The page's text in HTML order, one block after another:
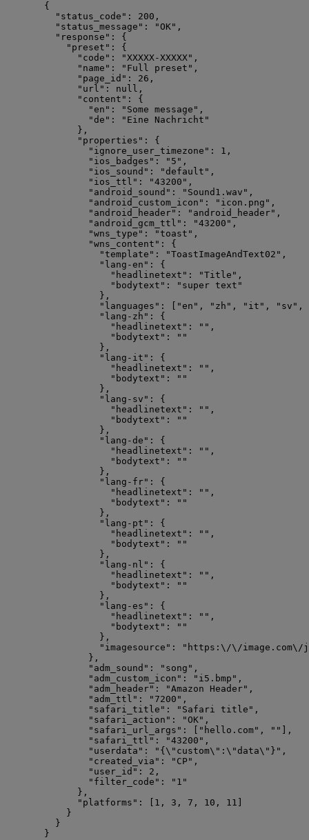
{
"status_code" : 200 ,
"status_message" : "OK" ,
"response" : {
"preset" : {
"code" : "XXXXX-XXXXX" ,
"name" : " Full preset " ,
"page_id" : 26 ,
"url" : null ,
"content" : {
"en" : " Some message " ,
"de" : " Eine Nachricht "
},
"properties" : {
"ignore_user_timezone" : 1 ,
"ios_badges" : " 5 " ,
"ios_sound" : "default " ,
"ios_ttl" : "43200 " ,
"android_sound" : " Sound1.wav " ,
"android_custom_icon" : " icon.png " ,
"android_header" : " android_header" ,
"android_gcm_ttl" : "43200 " ,
"wns_type" : " toast " ,
"wns_content" : {
"template" : "ToastImageAndText02 " ,
"lang-en" : {
"headlinetext" : "Title " ,
"bodytext" : " super text "
},
"languages" : [ " en " , " zh " , " it " , " sv " ,
"lang-zh" : {
"headlinetext" : "" ,
"bodytext" :
""
},
"lang-it" : {
"headlinetext" : "" ,
"bodytext" :
""
},
"lang-sv" : {
"headlinetext" : "" ,
"bodytext" :
""
},
"lang-de" : {
"headlinetext" : "" ,
"bodytext" :
""
},
"lang-fr" : {
"headlinetext" : "" ,
"bodytext" :
""
},
"lang-pt" : {
"headlinetext" : "" ,
"bodytext" :
""
},
"lang-nl" : {
"headlinetext" : "" ,
"bodytext" :
""
},
"lang-es" : {
"headlinetext" : "" ,
"bodytext" :
""
},
"imagesource" : " https: \/\/image.com\/
},
"adm_sound" : " song " ,
"adm_custom_icon" : " i5.bmp " ,
"adm_header" : "Amazon Header" ,
"adm_ttl" : " 7200 " ,
"safari_title" : " Safari title " ,
"safari_action" : "OK" ,
"safari_url_args" : [ " hello.com" , ""
],
"safari_ttl" : "43200 " ,
"userdata" : " { \" custom\" : \"data\" } " ,
"created_via" : " CP " ,
"user_id" : 2 ,
"filter_code" : " 1 "
},
"platforms" : [ 1 , 3 , 7 , 10 , 11
}
}
}